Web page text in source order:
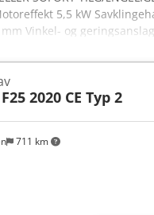
5,5 kW
Vinkel- og
104 mm
• Der tages
fra lokation – frit læsset!
uden nogen form for
stedet. • Særkilder kun
og telefonnummer!)
711 km
F25 2020 CE Typ 2